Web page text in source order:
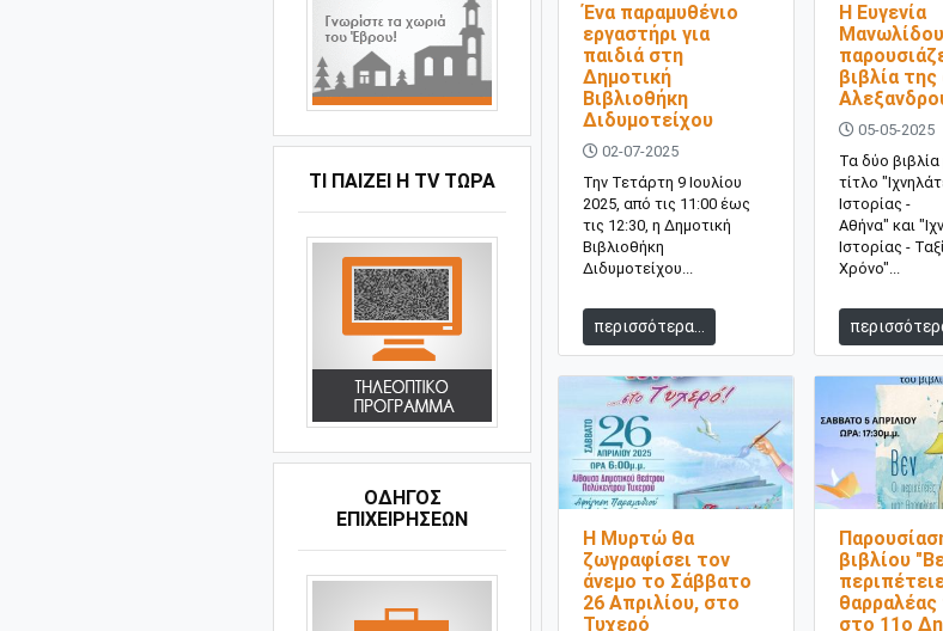
ΤΙ ΠΑΊΖΕΙ Η ΤV ΤΏΡΑ
ΟΔΗΓΌΣ
ΕΠΙΧΕΙΡΉΣΕΩΝ
Ένα παραμυθένιο
εργαστήρι για
παιδιά στη
Δημοτική
Βιβλιοθήκη
Διδυμοτείχου
02-07-2025
Την Τετάρτη 9 Ιουλίου
2025, από τις 11:00 έως
τις 12:30, η Δημοτική
Βιβλιοθήκη
Διδυμοτείχου...
περισσότερα...
Η Ευγενία
Μανωλίδου
βιβλία
05-05-2025
Τα δύο βιβλία
τίτλο
Ιστορίας -
Αθήνα" και
Ιστορίας -
Χρόνο"...
Η Μυρτώ θα
ζωγραφίσει τον
άνεμο το Σάββατο
26 Απριλίου, στο
Τυχερό
βιβλίου
θαρραλέας
στο 11ο